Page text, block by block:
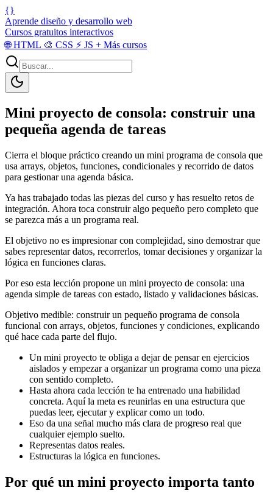
{}
Aprende diseño y desarrollo web
Cursos gratuitos interactivos
🌐HTML 🎨 CSS ⚡ JS + Más cursos
Mini proyecto de consola: construir una
pequeña agenda de tareas
Cierra el bloque práctico creando un mini programa de consola que
usa arrays, objetos, funciones, condicionales y recorrido de datos
para gestionar una agenda básica.
Ya has trabajado todas las piezas del curso y has resuelto retos de
integración. Ahora toca construir algo pequeño pero completo que
se parezca más a un programa real.
El objetivo no es impresionar con complejidad, sino demostrar que
sabes representar datos, recorrerlos, tomar decisiones y organizar la
lógica en funciones claras.
Por eso esta lección propone un mini proyecto de consola: una
agenda simple de tareas con estado, listado y validaciones básicas.
Objetivo medible: construir un pequeño programa de consola
funcional con arrays, objetos, funciones y condiciones, explicando
qué hace cada parte del flujo.
Un mini proyecto te obliga a dejar de pensar en ejercicios
aislados y empezar a organizar un programa como una pieza
con sentido completo.
Hasta ahora cada lección te ha entrenado una habilidad
concreta. Aquí la meta es reunirlas en una estructura que
puedas leer, ejecutar y explicar como un todo.
Eso da una señal mucho más clara de progreso real que
cualquier ejemplo suelto.
Representas datos reales.
Estructuras la lógica en funciones.
Por qué un mini proyecto importa tanto